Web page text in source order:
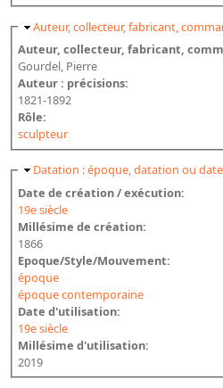
Répertoire des manuscrits du
Publications
Guides des sources publiés
Revue de la Bibliothèque nationale
Directeurs de la Bibliothèque
Listes et biographies des
Implantations de la Bibliothèque
Le fil de l'histoire (frise
La Bibliothèque nationale de
Richelieu, Bibliothèques - Musée -
Gallica - Son histoire
Masquer
Auteur, collecteur, fabricant,
Auteur, collecteur, fabricant,
Gourdel, Pierre
Auteur : précisions:
1821-1892
Rôle:
sculpteur
Masquer
Datation : époque, datation ou
Date de création / exécution:
19e siècle
Millésime de création:
1866
Epoque/Style/Mouvement:
époque
époque contemporaine
Date d'utilisation:
19e siècle
Millésime d'utilisation:
2019